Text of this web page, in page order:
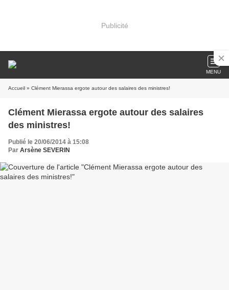
Publicité
MENU
Accueil » Clément Mierassa ergote autour des salaires des ministres!
Clément Mierassa ergote autour des salaires
des ministres!
Publié le 20/06/2014 à 15:08
Par Arsène SEVERIN